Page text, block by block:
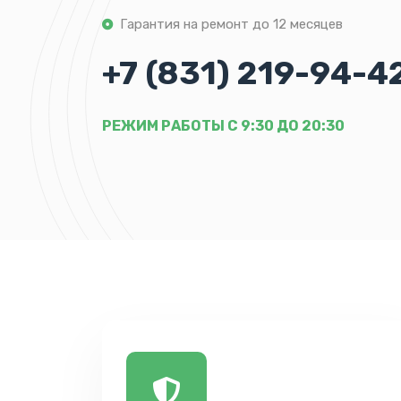
Гарантия на ремонт до 12 месяцев
+7 (831) 219-94-
РЕЖИМ РАБОТЫ С 9:30 ДО 20:30